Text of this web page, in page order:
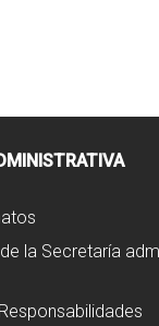
la Secretaría